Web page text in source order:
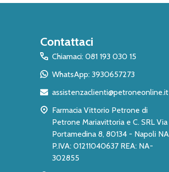
Contattaci
Chiamaci: 081 193 030 15
WhatsApp: 3930657273
assistenzaclienti@petroneonline.it
Farmacia Vittorio Petrone di
Petrone Mariavittoria e C. SRL Via
Portamedina 8, 80134 - Napoli NA
P.IVA: 01211040637 REA: NA-
302855